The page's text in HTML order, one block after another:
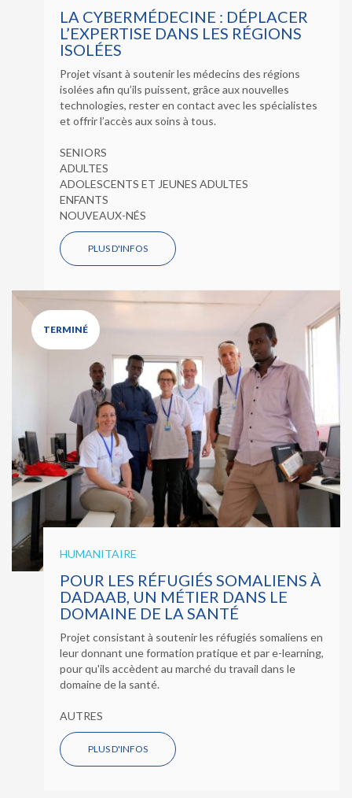
LA CYBERMÉDECINE : DÉPLACER
L’EXPERTISE DANS LES RÉGIONS
ISOLÉES
Projet visant à soutenir les médecins des régions
isolées afin qu’ils puissent, grâce aux nouvelles
technologies, rester en contact avec les spécialistes
et offrir l’accès aux soins à tous.
SENIORS
ADULTES
ADOLESCENTS ET JEUNES ADULTES
ENFANTS
NOUVEAUX-NÉS
PLUS D'INFOS
TERMINÉ
HUMANITAIRE
POUR LES RÉFUGIÉS SOMALIENS À
DADAAB, UN MÉTIER DANS LE
DOMAINE DE LA SANTÉ
Projet consistant à soutenir les réfugiés somaliens en
leur donnant une formation pratique et par e-learning,
pour qu'ils accèdent au marché du travail dans le
domaine de la santé.
AUTRES
PLUS D'INFOS